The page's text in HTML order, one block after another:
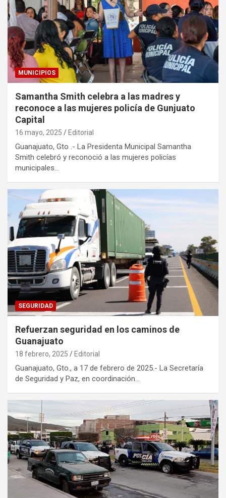
MUNICIPIOS
Samantha Smith celebra a las madres y
reconoce a las mujeres policía de Gunjuato
Capital
16 mayo, 2025 Editorial
Guanajuato, Gto .- La Presidenta Municipal Samantha
Smith celebró y reconoció a las mujeres policías
municipales…
SEGURIDAD
Refuerzan seguridad en los caminos de
Guanajuato
18 febrero, 2025 Editorial
Guanajuato, Gto., a 17 de febrero de 2025.- La Secretaría
de Seguridad y Paz, en coordinación…